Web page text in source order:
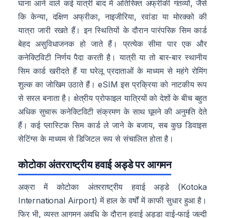
घाना आने वाले कई यात्री बाद में अतिरिक्त अफ्रीकी गंतव्यों, जैसे
कि केन्या, दक्षिण अफ्रीका, नाइजीरिया, रवांडा या मोरक्को की
यात्रा जारी रखते हैं। इन स्थितियों के दौरान पारंपरिक सिम कार्ड
बेहद असुविधाजनक हो जाते हैं। प्रत्येक सीमा पार एक और
कनेक्टिविटी निर्णय पैदा करती है। यात्री या तो बार-बार स्थानीय
सिम कार्ड खरीदते हैं या घरेलू प्रदाताओं के माध्यम से महंगे रोमिंग
शुल्क का जोखिम उठाते हैं। eSIM इस प्रक्रिया को नाटकीय रूप
से सरल बनाता है। क्षेत्रीय प्रोफाइल यात्रियों को देशों के बीच बहुत
अधिक सुचारू कनेक्टिविटी संक्रमण के साथ घूमने की अनुमति देते
हैं। कई प्लास्टिक सिम कार्ड ले जाने के बजाय, सब कुछ डिवाइस
सेटिंग्स के माध्यम से डिजिटल रूप से संचालित होता है।
कोटोका अंतरराष्ट्रीय हवाई अड्डे पर आगमन
अक्रा में कोटोका अंतरराष्ट्रीय हवाई अड्डे (Kotoka
International Airport) में हाल के वर्षों में काफी सुधार हुआ है।
फिर भी, व्यस्त आगमन अवधि के दौरान हवाई अड्डा वाई-फाई जल्दी